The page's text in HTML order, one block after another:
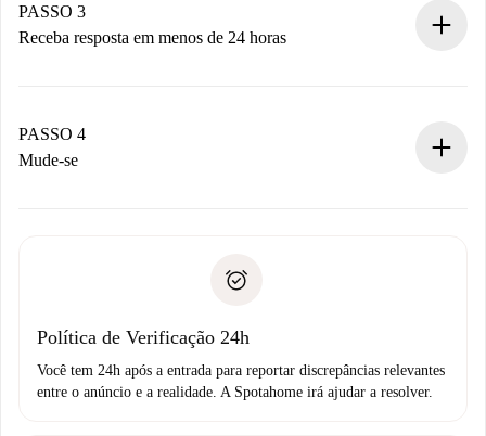
Não cobramos nada até que o proprietário confirme.
PASSO 3
Receba resposta em menos de 24 horas
proprietário.
Se recusada: não cobraremos nada e ofereceremos
Débito direto bancário
PASSO 4
Mude-se
não comunicar nenhum problema.
Política de Verificação 24h
Você tem 24h após a entrada para reportar discrepâncias relevantes
entre o anúncio e a realidade. A Spotahome irá ajudar a resolver.